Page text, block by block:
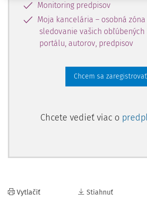
Monitoring predpisov
Moja kancelária – osobná
sledovanie vašich
portálu, autorov, predpisov
Chcem sa zaregistrovať
Chcete vedieť viac o
Vytlačiť Stiahnuť